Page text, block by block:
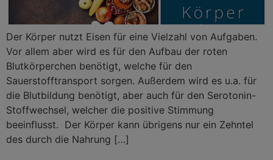
Der Körper nutzt Eisen für eine Vielzahl von Aufgaben.
Vor allem aber wird es für den Aufbau der roten
Blutkörperchen benötigt, welche für den
Sauerstofftransport sorgen. Außerdem wird es u.a. für
die Blutbildung benötigt, aber auch für den Serotonin-
Stoffwechsel, welcher die positive Stimmung
beeinflusst. Der Körper kann übrigens nur ein Zehntel
des durch die Nahrung […]